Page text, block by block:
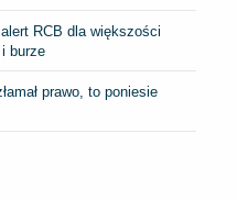
RCB dla większości
i burze
prawo, to poniesie